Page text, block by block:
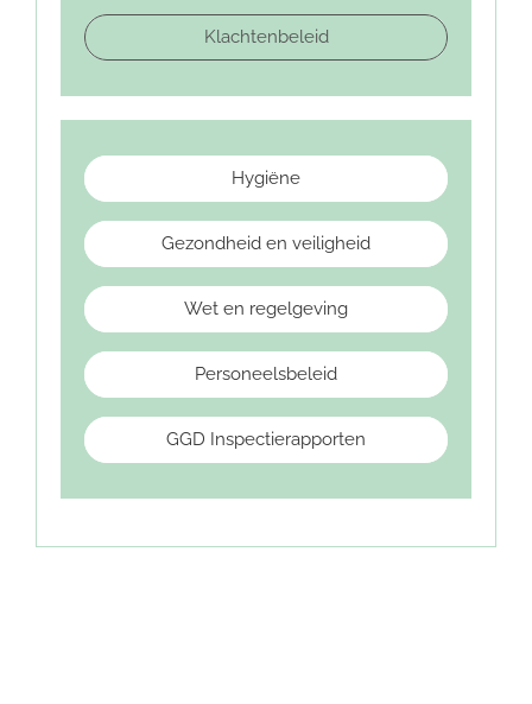
Klachtenbeleid
Hygiëne
Gezondheid en veiligheid
Wet en regelgeving
Personeelsbeleid
GGD Inspectierapporten